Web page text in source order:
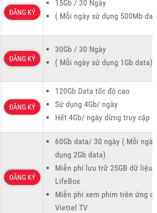
ĐĂNG KÝ
15Gb / 30 Ngày
( Mỗi ngày sử dụng 500Mb
ĐĂNG KÝ
30Gb / 30 Ngày
( Mỗi ngày sử dụng 1Gb data)
ĐĂNG KÝ
120Gb Data tốc độ cao
Sử dụng 4Gb/ ngày
Hết 4Gb/ ngày dừng truy cập
ĐĂNG KÝ
60Gb data/ 30 ngày ( Mỗi
dụng 2Gb data)
Miễn phí lưu trữ 25GB dữ liệu
LifeBox
Miễn phí xem phim trên ứng
Viettel TV